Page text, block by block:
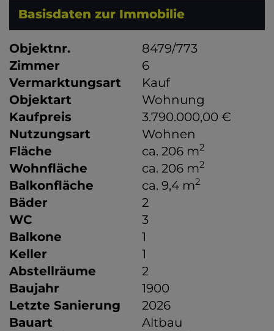
Basisdaten zur Immobilie
Objektnr.
8479/773
Zimmer
6
Vermarktungsart
Kauf
Objektart
Wohnung
Kaufpreis
3.790.000,00 €
Nutzungsart
Wohnen
Fläche
ca. 206 m2
Wohnfläche ca. 206 m2
Balkonfläche ca. 9,4 m2
Bäder
2
WC
3
Balkone
1
Keller
1
Abstellräume
2
Baujahr
1900
Letzte Sanierung
2026
Bauart
Altbau